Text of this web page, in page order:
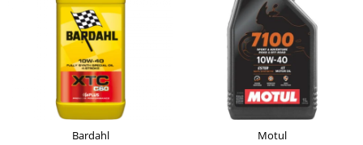
Bardahl Motul